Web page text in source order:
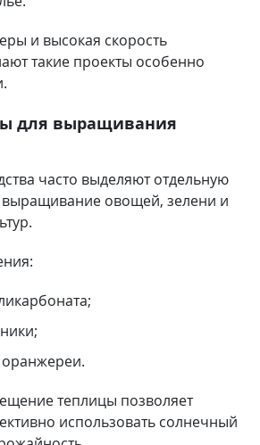
и высокая скорость
такие проекты особенно
для выращивания
часто выделяют отдельную
выращивание овощей, зелени и
теплицы позволяет
использовать солнечный